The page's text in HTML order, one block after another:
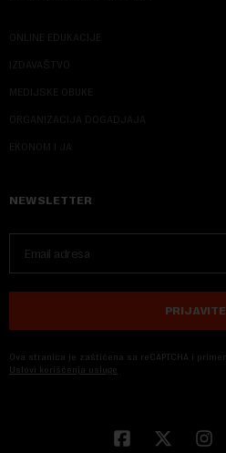
ONLINE EDUKACIJE
IZDAVAŠTVO
MEDIJSKE OBUKE
ORGANIZACIJA DOGADJAJA
EKONOM I JA
NEWSLETTER
Ova stranica je zaštićena sa reCAPTCHA i
Uslovi korišćenja usluge